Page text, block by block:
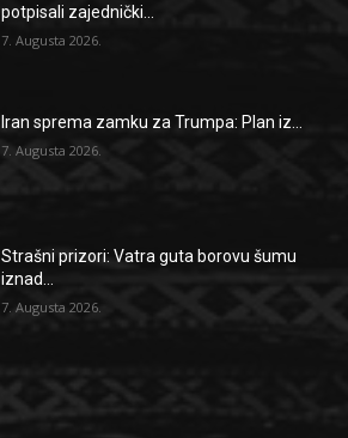
potpisali zajednički...
7. Augusta 2026.
Iran sprema zamku za Trumpa: Plan iz...
7. Augusta 2026.
Strašni prizori: Vatra guta borovu šumu
iznad...
7. Augusta 2026.